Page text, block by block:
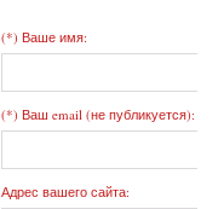
(*) Ваше имя:
(*) Ваш email (не публикуется):
Адрес вашего сайта: